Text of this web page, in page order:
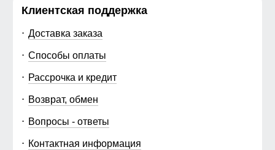
Клиентская поддержка
Доставка заказа
Способы оплаты
Рассрочка и кредит
Возврат, обмен
Вопросы - ответы
Контактная информация